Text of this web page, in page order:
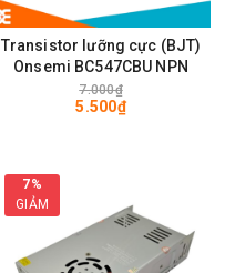
Transistor lưỡng cực (BJT)
Onsemi BC547CBU NPN
7.000₫
5.500₫
7%
GIẢM